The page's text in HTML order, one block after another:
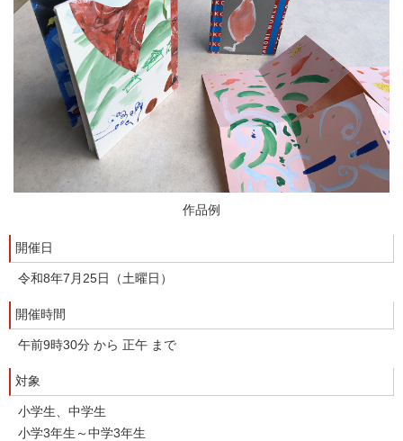
作品例
開催日
令和8年7月25日（土曜日）
開催時間
午前9時30分 から 正午 まで
対象
小学生、中学生
小学3年生～中学3年生